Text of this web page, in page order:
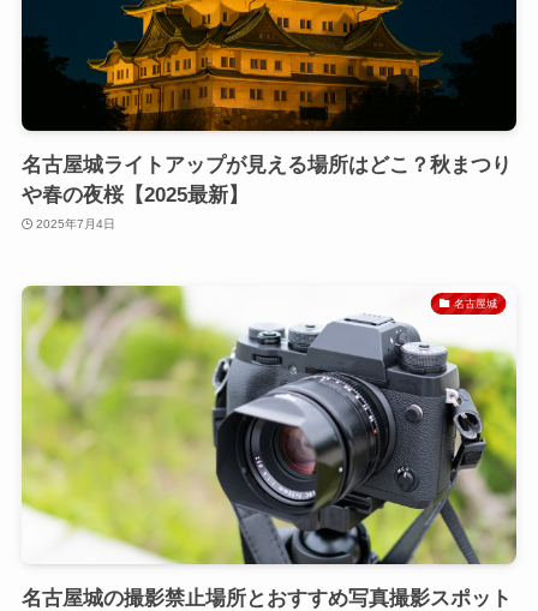
名古屋城ライトアップが見える場所はどこ？秋まつり
や春の夜桜【2025最新】
2025年7月4日
名古屋城
名古屋城の撮影禁止場所とおすすめ写真撮影スポット